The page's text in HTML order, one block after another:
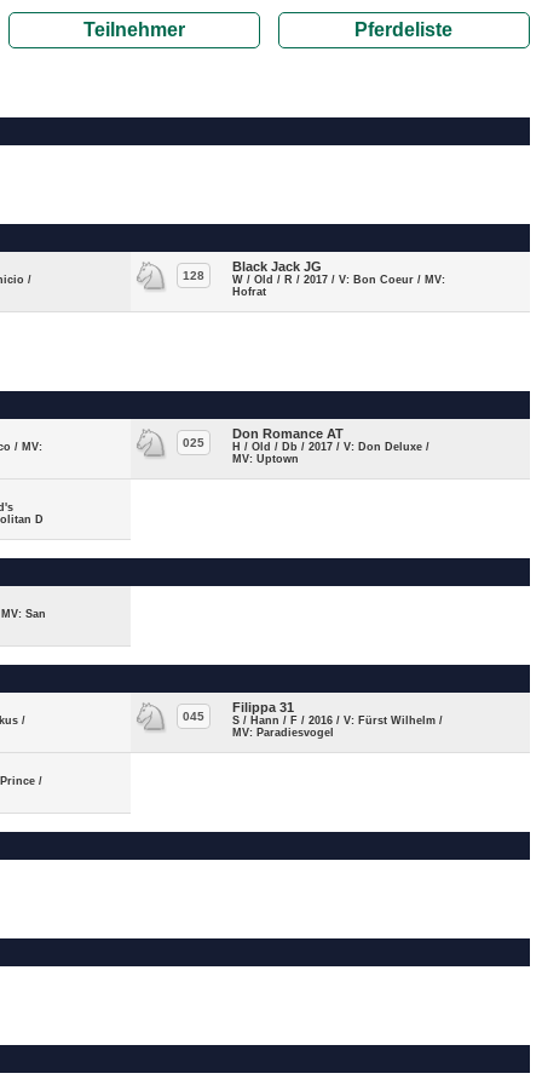
Teilnehmer Pferdeliste
/
128
Black Jack JG
W / Old / R / 2017 / V: Bon Coeur / MV:
Hofrat
/ MV:
025
Don Romance AT
H / Old / Db / 2017 / V: Don Deluxe /
MV: Uptown
D
San
/
045
Filippa 31
S / Hann / F / 2016 / V: Fürst Wilhelm /
MV: Paradiesvogel
/